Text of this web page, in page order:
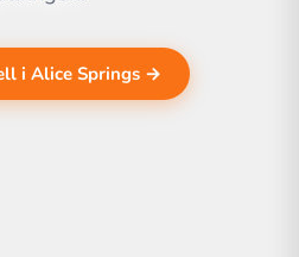
i Alice Springs →